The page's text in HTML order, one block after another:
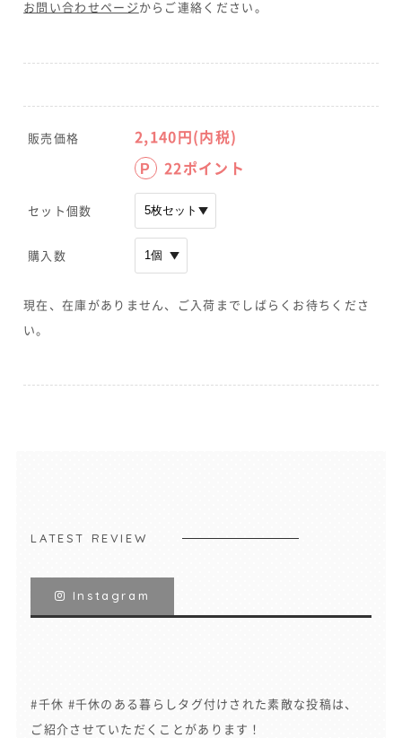
お問い合わせページからご連絡ください。
販売価格 2,140円(内税)
P 22ポイント
セット個数
購入数
現在、在庫がありません、ご入荷までしばらくお待ちくださ
い。
LATEST REVIEW
Instagram
#千休 #千休のある暮らしタグ付けされた素敵な投稿は、
ご紹介させていただくことがあります！